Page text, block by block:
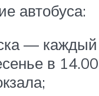
автобуса:
— каждый
в